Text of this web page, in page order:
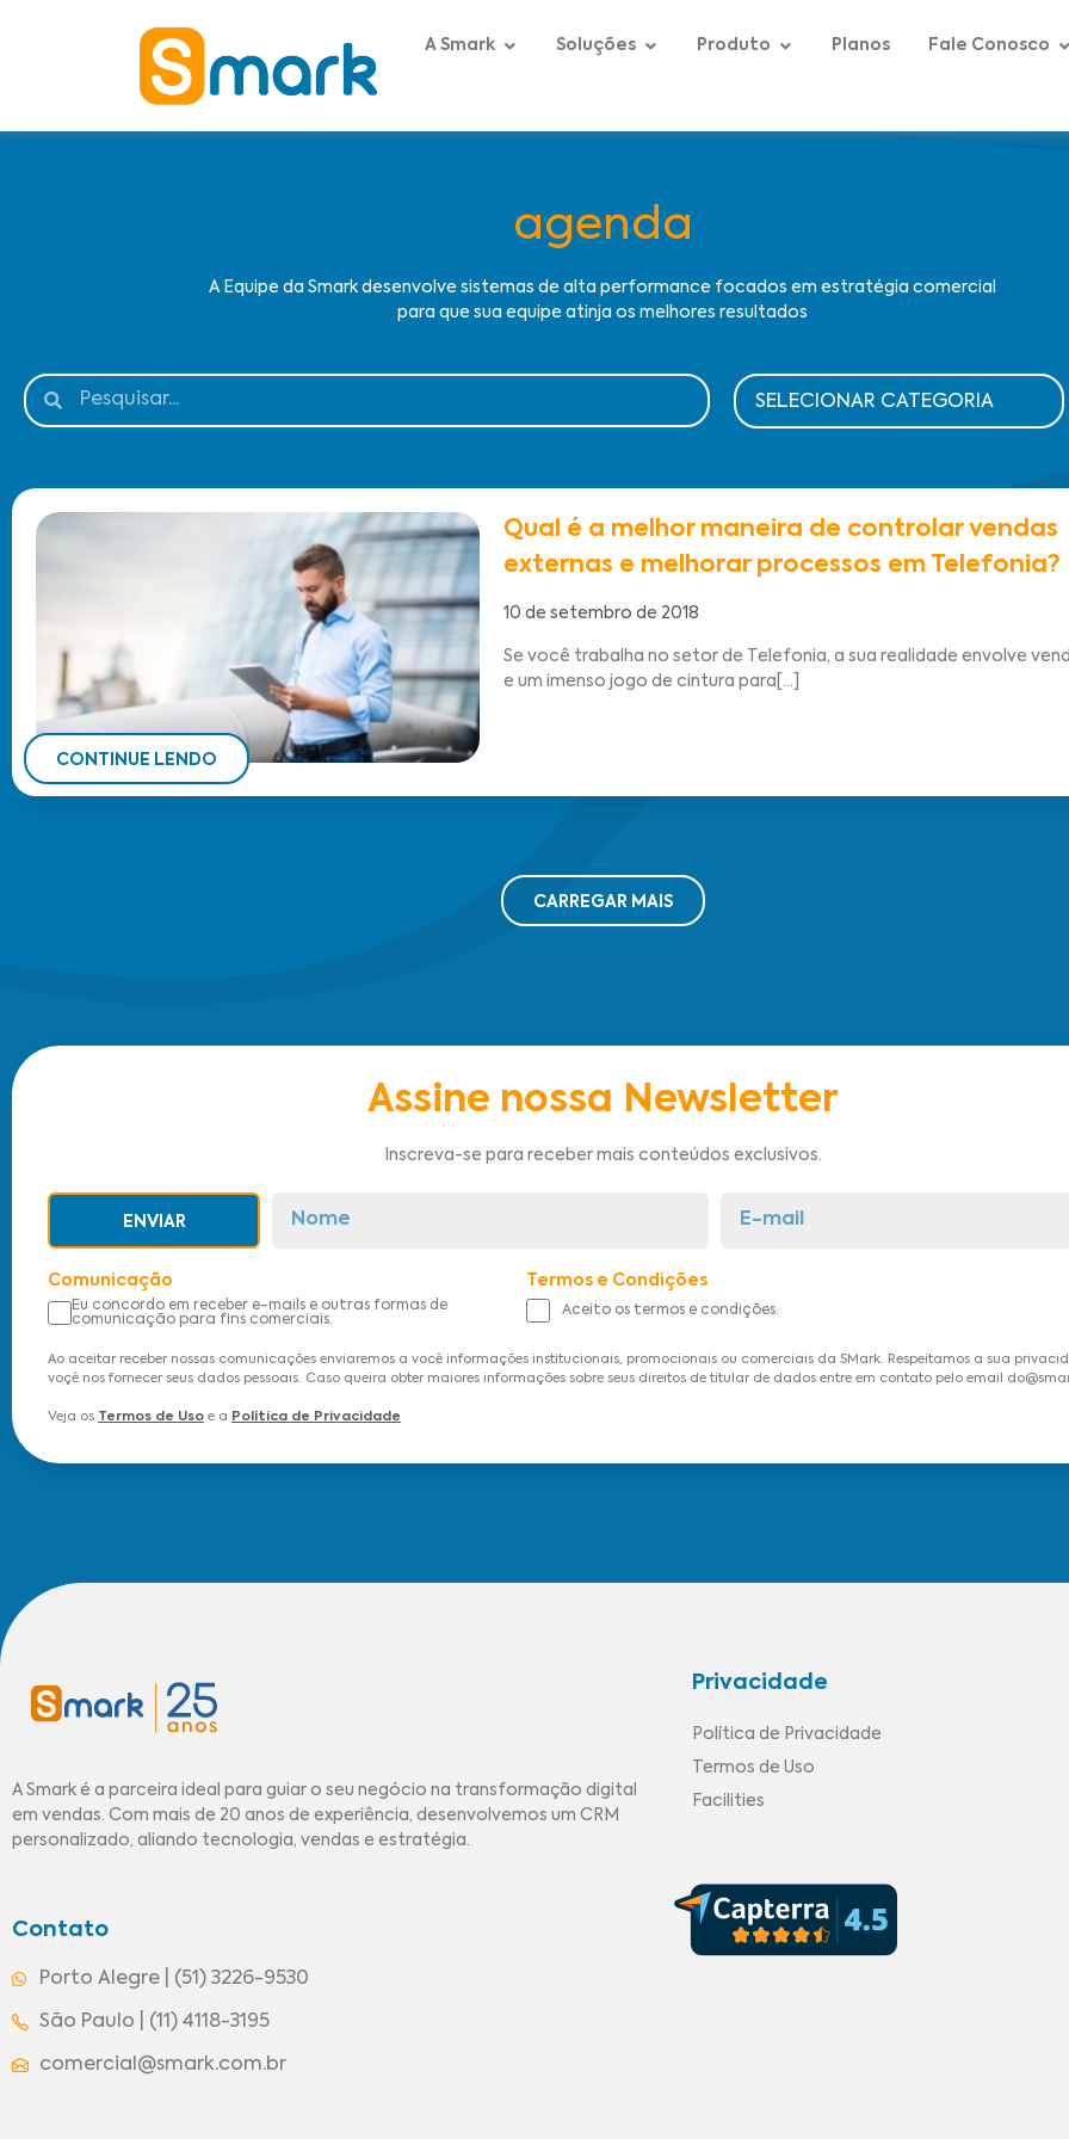
A Smark Soluções Produto Planos Fale Conosco
agenda
A Equipe da Smark desenvolve sistemas de alta performance focados em estratégia comercial
para que sua equipe atinja os melhores resultados
Qual é a melhor maneira de controlar vendas
externas e melhorar processos em Telefonia?
10 de setembro de 2018
Se você trabalha no setor de Telefonia, a sua realidade envolve
e um imenso jogo de cintura para[...]
CONTINUE LENDO
CARREGAR MAIS
Assine nossa Newsletter
Inscreva-se para receber mais conteúdos exclusivos.
Comunicação
Eu concordo em receber e-mails e outras formas de
comunicação para fins comerciais.
Termos e Condições
Aceito os termos e condições.
Ao aceitar receber nossas comunicações enviaremos a você informações institucionais, promocionais ou comerciais da SMark. Respeitamos a sua
voçê nos fornecer seus dados pessoais. Caso queira obter maiores informações sobre seus direitos de titular de dados entre em contato pelo email
Veja os Termos de Uso e a Política de Privacidade
ENVIAR
A Smark é a parceira ideal para guiar o seu negócio na transformação digital
em vendas. Com mais de 20 anos de experiência, desenvolvemos um CRM
personalizado, aliando tecnologia, vendas e estratégia.
Contato
Porto Alegre | (51) 3226-9530
São Paulo | (11) 4118-3195
comercial@smark.com.br
Privacidade
Política de Privacidade
Termos de Uso
Facilities